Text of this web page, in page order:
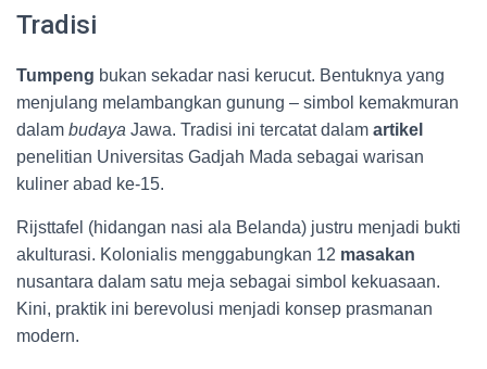
Tradisi
Tumpeng bukan sekadar nasi kerucut. Bentuknya yang
menjulang melambangkan gunung – simbol kemakmuran
dalam budaya Jawa. Tradisi ini tercatat dalam artikel
penelitian Universitas Gadjah Mada sebagai warisan
kuliner abad ke-15.
Rijsttafel (hidangan nasi ala Belanda) justru menjadi bukti
akulturasi. Kolonialis menggabungkan 12 masakan
nusantara dalam satu meja sebagai simbol kekuasaan.
Kini, praktik ini berevolusi menjadi konsep prasmanan
modern.